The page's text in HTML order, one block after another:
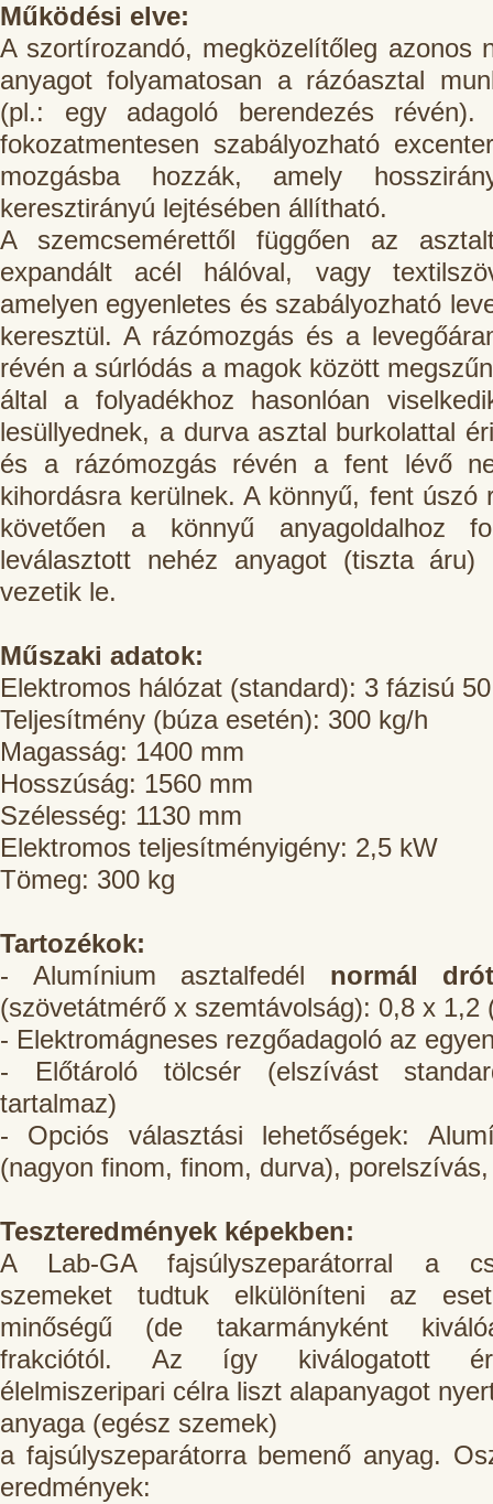
Működési elve:
A szortírozandó, megközelítőleg azonos
anyagot folyamatosan a rázóasztal
(pl.: egy adagoló berendezés
fokozatmentesen szabályozható
mozgásba hozzák, amely
keresztirányú lejtésében állítható.
A szemcsemérettől függően az
expandált acél hálóval, vagy
amelyen egyenletes és szabályozható
keresztül. A rázómozgás és a
révén a súrlódás a magok között
által a folyadékhoz hasonlóan
lesüllyednek, a durva asztal burkolattal
és a rázómozgás révén a fent lévő
kihordásra kerülnek. A könnyű, fent úszó
követően a könnyű anyagoldalhoz
leválasztott nehéz anyagot (tiszta áru)
vezetik le.
Műszaki adatok:
Elektromos hálózat (standard): 3 fázisú
Teljesítmény (búza esetén): 300 kg/h
Magasság: 1400 mm
Hosszúság: 1560 mm
Szélesség: 1130 mm
Elektromos teljesítményigény: 2,5 kW
Tömeg: 300 kg
Tartozékok:
- Alumínium asztalfedél normál
(szövetátmérő x szemtávolság): 0,8 x
- Elektromágneses rezgőadagoló az
- Előtároló tölcsér (elszívást
tartalmaz)
- Opciós választási lehetőségek:
(nagyon finom, finom, durva),
Teszteredmények képekben:
A Lab-GA fajsúlyszeparátorral a
szemeket tudtuk elkülöníteni az
minőségű (de takarmányként
frakciótól. Az így kiválogatott
élelmiszeripari célra liszt alapanyagot
anyaga (egész szemek)
a fajsúlyszeparátorra bemenő anyag.
eredmények: